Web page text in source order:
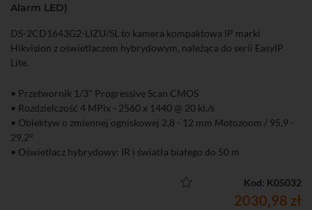
Alarm LED)
DS-2CD1643G2-LIZU/SL to kamera kompaktowa IP marki
Hikvision z oświetlaczem hybrydowym, należąca do serii EasyIP
Lite.
• Przetwornik 1/3" Progressive Scan CMOS
• Rozdzielczość 4 MPix - 2560 x 1440 @ 20 kl./s
• Obiektyw o zmiennej ogniskowej 2,8 - 12 mm Motozoom / 95,9 -
29,2°
• Oświetlacz hybrydowy: IR i światła białego do 50 m
• Detekcja ruchu 2.0 (klasyfikacja obiektów: człowiek, pojazd)
• Obsługiwane karty microSD/microSDHC/microSDXC o
Kod: K05032
2030,98 zł